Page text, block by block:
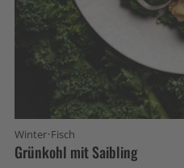
Winter·Fisch
Grünkohl mit Saibling